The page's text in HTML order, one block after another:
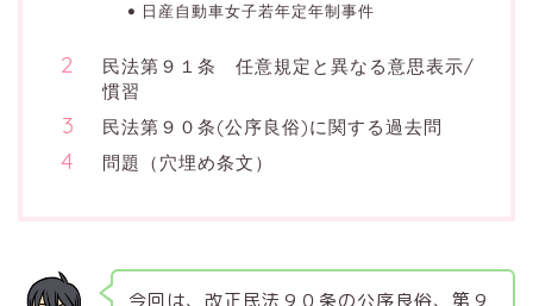
日産自動車女子若年定年制事件
民法第９１条 任意規定と異なる意思表示/
慣習
民法第９０条(公序良俗)に関する過去問
問題（穴埋め条文）
今回は、改正民法９０条の公序良俗、第９